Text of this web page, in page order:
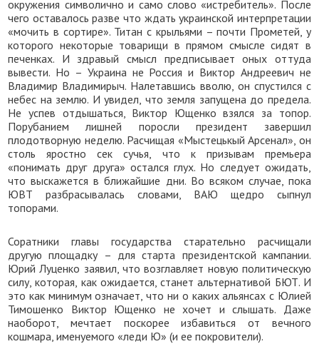
окружения символично и само слово «истребитель». После
чего оставалось разве что ждать украинской интерпретации
«мочить в сортире». Титан с крыльями – почти Прометей, у
которого некоторые товарищи в прямом смысле сидят в
печенках. И здравый смысл предписывает оных оттуда
вывести. Но – Украина не Россия и Виктор Андреевич не
Владимир Владимирыч. Налетавшись вволю, он спустился с
небес на землю. И увидел, что земля запущена до предела.
Не успев отдышаться, Виктор Ющенко взялся за топор.
Порубанием лишней поросли президент завершил
плодотворную неделю. Расчищая «Мыстецькый Арсенал», он
столь яростно сек сучья, что к призывам премьера
«понимать друг друга» остался глух. Но следует ожидать,
что выскажется в ближайшие дни. Во всяком случае, пока
ЮВТ разбрасывалась словами, ВАЮ щедро сыпнул
топорами.
Соратники главы государства старательно расчищали
другую площадку – для старта президентской кампании.
Юрий Луценко заявил, что возглавляет новую политическую
силу, которая, как ожидается, станет альтернативой БЮТ. И
это как минимум означает, что ни о каких альянсах с Юлией
Тимошенко Виктор Ющенко не хочет и слышать. Даже
наоборот, мечтает поскорее избавиться от вечного
кошмара, именуемого «леди Ю» (и ее покровители).